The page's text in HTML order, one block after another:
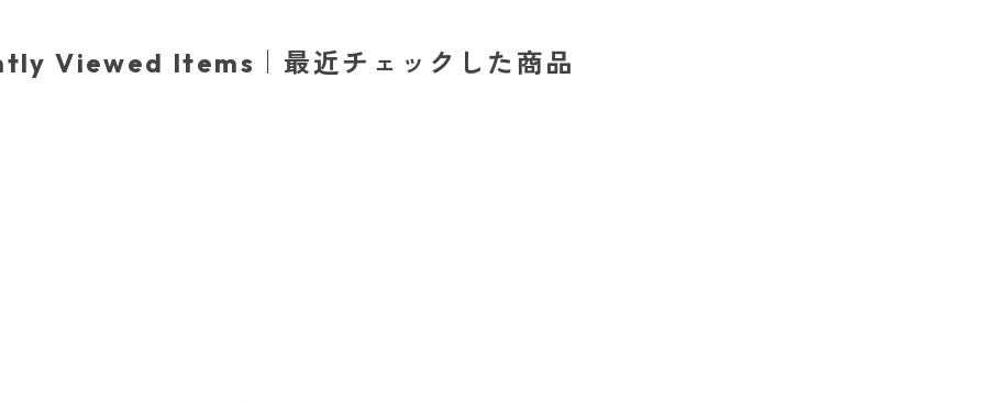
Viewed Items｜最近チェックした商品